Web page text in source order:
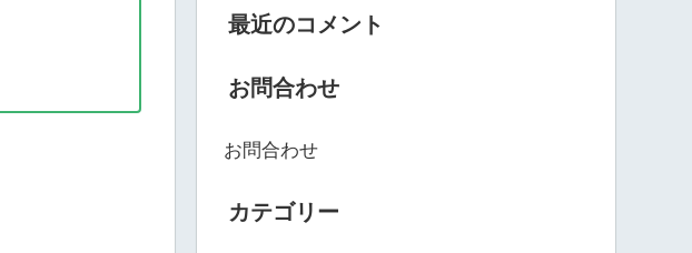
最近のコメント
お問合わせ
お問合わせ
カテゴリー